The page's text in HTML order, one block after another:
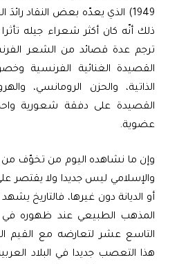
1949) الذي يعدّه بعض النقاد
ذلك أنّه كان أكثر شعراء جيله
ترجم عدة قصائد من الشعر
القصيدة الغنائية الفرنسية
الذاتية، والحزن الرومانسي،
القصيدة على دفقة شعورية
عضوية.
وإن ما نشاهده اليوم من تخوّف من
والإسلامي ليس جديدا ولا يقتصر
أو الديانة دون غيرها، فالتاريخ
المذهب الطبيعي عند ظهوره في
التاسع عشر لتعارضه مع القيم
هذا التعصب جديدا في البلاد